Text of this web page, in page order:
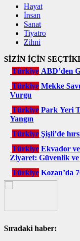
Hayat
İnsan
Sanat
Tiyatro
Zihni
SİZİN İÇİN
Türkiye ABD’den
Türkiye Mekke
Vurgu
Türkiye Park Yeri
Yangın
Türkiye Şişli’de
Türkiye Ekvador
Ziyaret: Güvenlik
Türkiye Kozan’da
Sıradaki haber: